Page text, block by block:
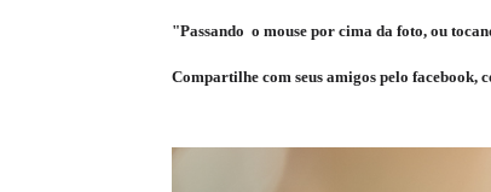
"Passando o mouse por cima da foto, ou
Compartilhe com seus amigos pelo facebook,